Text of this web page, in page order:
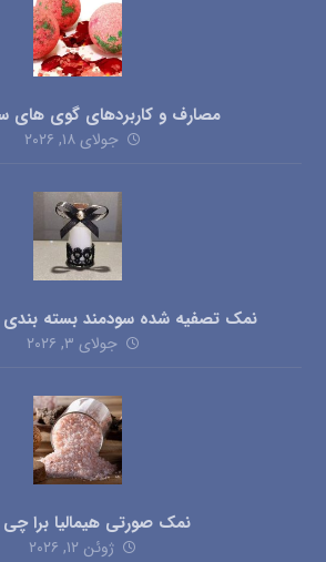
مصارف و کاربردهای گوی
جولای ۱۸, ۲۰۲۶
نمک تصفیه شده سودمند بسته
جولای ۳, ۲۰۲۶
نمک صورتی هیمالیا برا
ژوئن ۱۲, ۲۰۲۶